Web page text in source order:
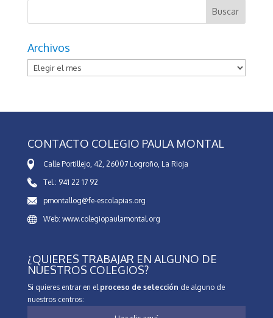
Archivos
Archivos
CONTACTO COLEGIO PAULA MONTAL
Calle Portillejo, 42, 26007 Logroño, La Rioja
Tel.: 941 22 17 92
pmontallog@fe-escolapias.org
Web: www.colegiopaulamontal.org
¿QUIERES TRABAJAR EN ALGUNO DE
NUESTROS COLEGIOS?
Si quieres entrar en el proceso de selección de alguno de
nuestros centros: